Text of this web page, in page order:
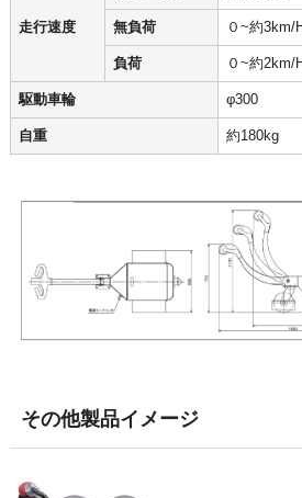
走行速度 無負荷 ０~約3km/H
負荷 ０~約2km/H
駆動車輪 φ300
自重 約180kg
その他製品イメージ